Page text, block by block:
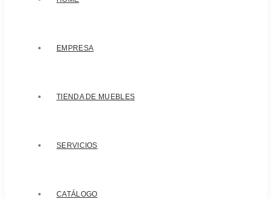
EMPRESA
TIENDA DE MUEBLES
SERVICIOS
CATÁLOGO